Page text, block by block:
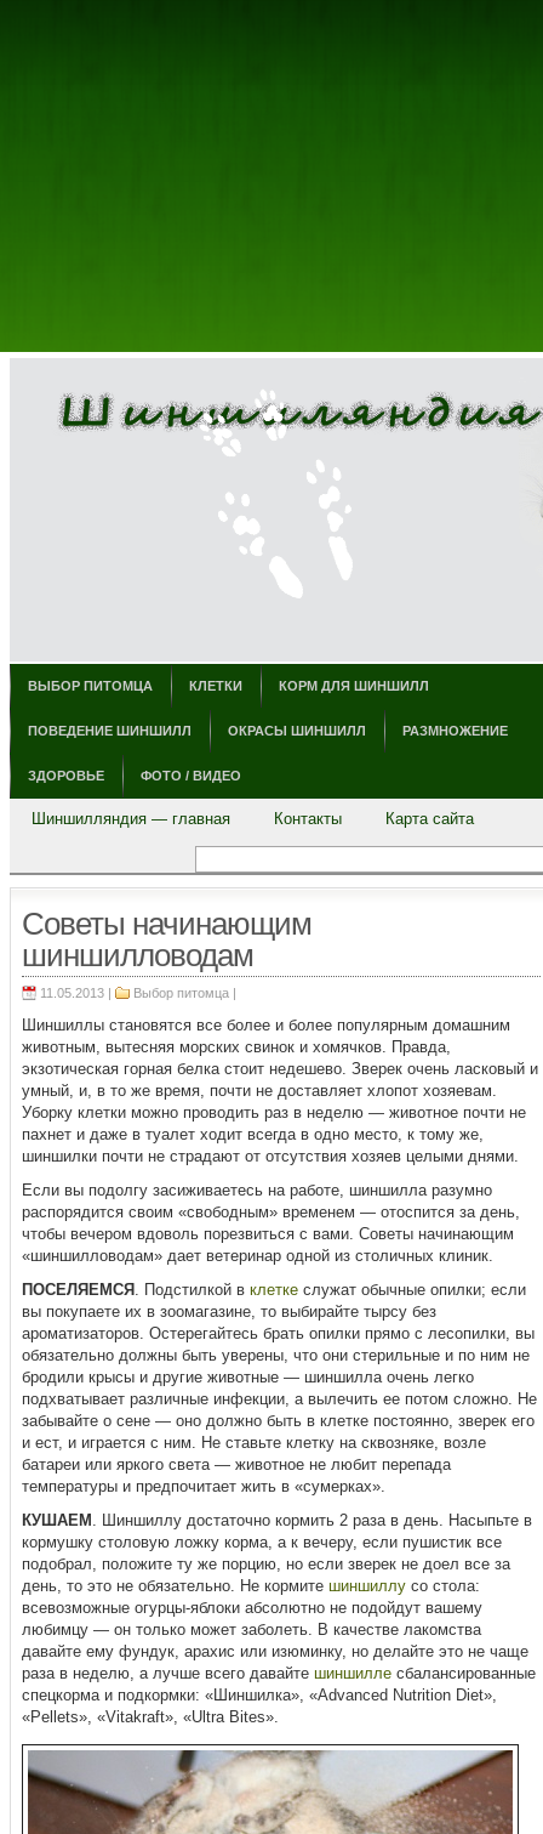
ВЫБОР ПИТОМЦА КЛЕТКИ КОРМ ДЛЯ ШИНШИЛЛ
ПОВЕДЕНИЕ ШИНШИЛЛ ОКРАСЫ ШИНШИЛЛ РАЗМНОЖЕНИЕ
ЗДОРОВЬЕ ФОТО / ВИДЕО
Шиншилляндия — главная Контакты Карта сайта
Советы начинающим
шиншилловодам
11.05.2013 | Выбор питомца |
Шиншиллы становятся все более и более популярным домашним
животным, вытесняя морских свинок и хомячков. Правда,
экзотическая горная белка стоит недешево. Зверек очень ласковый и
умный, и, в то же время, почти не доставляет хлопот хозяевам.
Уборку клетки можно проводить раз в неделю — животное почти не
пахнет и даже в туалет ходит всегда в одно место, к тому же,
шиншилки почти не страдают от отсутствия хозяев целыми днями.
Если вы подолгу засиживаетесь на работе, шиншилла разумно
распорядится своим «свободным» временем — отоспится за день,
чтобы вечером вдоволь порезвиться с вами. Советы начинающим
«шиншилловодам» дает ветеринар одной из столичных клиник.
ПОСЕЛЯЕМСЯ . Подстилкой в клетке служат обычные опилки; если
вы покупаете их в зоомагазине, то выбирайте тырсу без
ароматизаторов. Остерегайтесь брать опилки прямо с лесопилки, вы
обязательно должны быть уверены, что они стерильные и по ним не
бродили крысы и другие животные — шиншилла очень легко
подхватывает различные инфекции, а вылечить ее потом сложно. Не
забывайте о сене — оно должно быть в клетке постоянно, зверек его
и ест, и играется с ним. Не ставьте клетку на сквозняке, возле
батареи или яркого света — животное не любит перепада
температуры и предпочитает жить в «сумерках».
КУШАЕМ . Шиншиллу достаточно кормить 2 раза в день. Насыпьте в
кормушку столовую ложку корма, а к вечеру, если пушистик все
подобрал, положите ту же порцию, но если зверек не доел все за
день, то это не обязательно. Не кормите шиншиллу со стола:
всевозможные огурцы-яблоки абсолютно не подойдут вашему
любимцу — он только может заболеть. В качестве лакомства
давайте ему фундук, арахис или изюминку, но делайте это не чаще
раза в неделю, а лучше всего давайте шиншилле сбалансированные
спецкорма и подкормки: «Шиншилка», «Advanced Nutrition Diet»,
«Pellets», «Vitakraft», «Ultra Bites».